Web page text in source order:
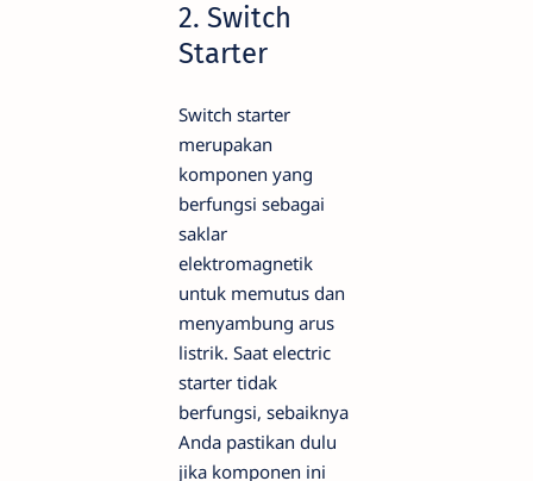
2. Switch
Starter
Switch starter
merupakan
komponen yang
berfungsi sebagai
saklar
elektromagnetik
untuk memutus dan
menyambung arus
listrik. Saat electric
starter tidak
berfungsi, sebaiknya
Anda pastikan dulu
jika komponen ini